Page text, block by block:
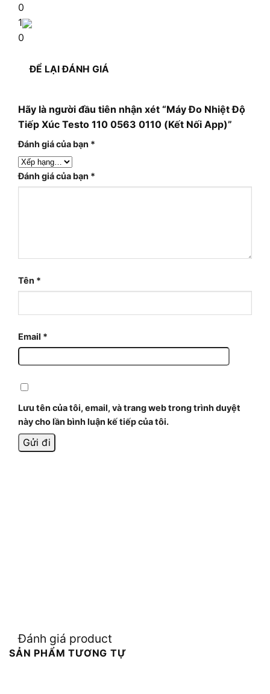
0
1
0
ĐỂ LẠI ĐÁNH GIÁ
Hãy là người đầu tiên nhận xét “Máy Đo Nhiệt Độ
Tiếp Xúc Testo 110 0563 0110 (Kết Nối App)”
Đánh giá của bạn *
Đánh giá của bạn *
Tên *
Email *
Lưu tên của tôi, email, và trang web trong trình duyệt
này cho lần bình luận kế tiếp của tôi.
Đánh giá product
SẢN PHẨM TƯƠNG TỰ